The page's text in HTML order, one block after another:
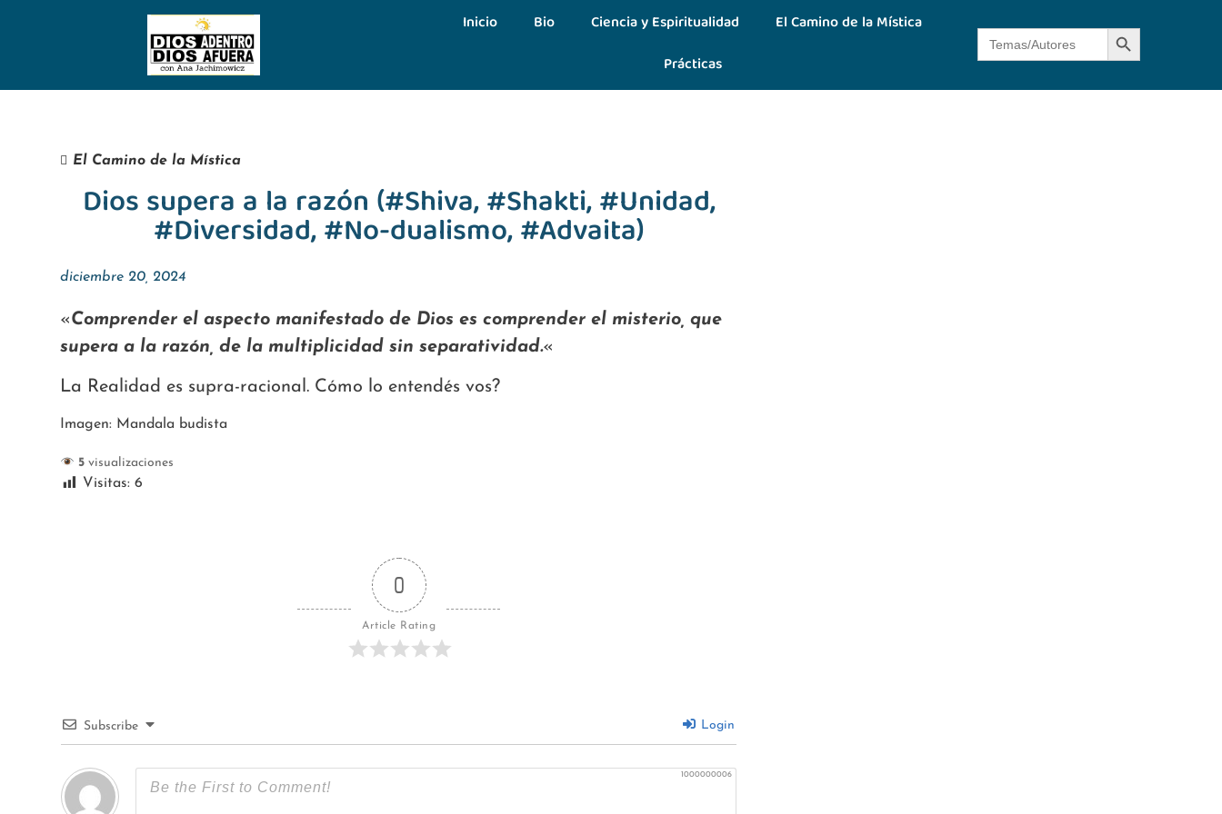
Inicio Bio Ciencia y Espiritualidad
El Camino de la Mística
Prácticas
Botón de
El Camino de la Mística
Dios supera a la razón (#Shiva, #Shakti, #Unidad,
#Diversidad, #No-dualismo, #Advaita)
diciembre 20, 2024
«Comprender el aspecto manifestado de Dios es comprender el misterio, que
supera a la razón, de la multiplicidad sin separatividad.«
La Realidad es supra-racional. Cómo lo entendés vos?
Imagen: Mandala budista
5visualizaciones
Visitas: 6
0
Article Rating
Subscribe Login
1000000006